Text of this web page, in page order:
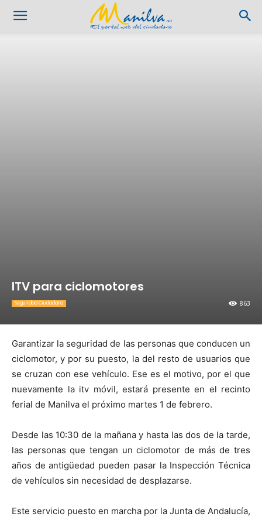
ITV para ciclomotores
863
Seguridad Ciudadana
Garantizar la seguridad de las personas que conducen un
ciclomotor, y por su puesto, la del resto de usuarios que
se cruzan con ese vehículo. Ese es el motivo, por el que
nuevamente la itv móvil, estará presente en el recinto
ferial de Manilva el próximo martes 1 de febrero.
Desde las 10:30 de la mañana y hasta las dos de la tarde,
las personas que tengan un ciclomotor de más de tres
años de antigüedad pueden pasar la Inspección Técnica
de vehículos sin necesidad de desplazarse.
Este servicio puesto en marcha por la Junta de Andalucía,